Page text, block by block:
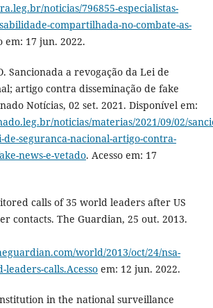
noticias/796855-especialistas-
compartilhada-no-combate-as-
em: 17 jun. 2022.
Sancionada a revogação da Lei de
artigo contra disseminação de fake
Notícias, 02 set. 2021. Disponível em:
noticias/materias/2021/09/02/
de-seguranca-nacional-artigo-contra-
news-e-vetado. Acesso em: 17
calls of 35 world leaders after US
contacts. The Guardian, 25 out. 2013.
world/2013/oct/24/nsa-
calls.Acessoem: 12 jun. 2022.
in the national surveillance